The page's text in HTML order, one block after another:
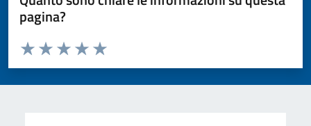
pagina?
Valuta da 1 a 5 stelle la pagina
Valuta 5 stelle su 5
Valuta 4 stelle su 5
Valuta 3 stelle su 5
Valuta 2 stelle su 5
Valuta 1 stelle su 5